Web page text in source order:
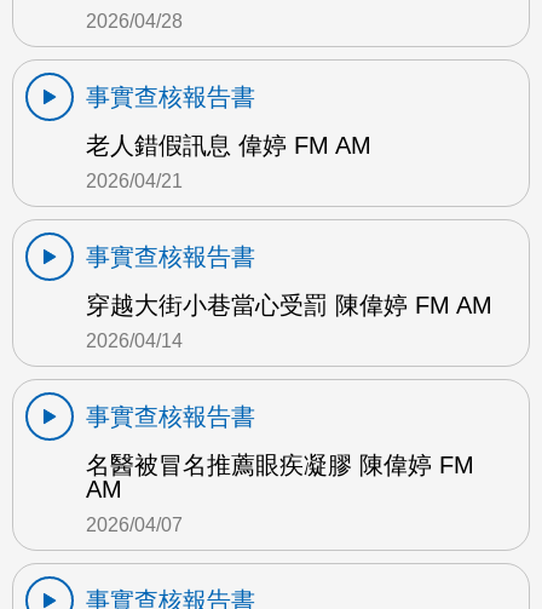
2026/04/28
事實查核報告書
老人錯假訊息 偉婷 FM AM
2026/04/21
事實查核報告書
穿越大街小巷當心受罰 陳偉婷 FM AM
2026/04/14
事實查核報告書
名醫被冒名推薦眼疾凝膠 陳偉婷 FM
AM
2026/04/07
事實查核報告書